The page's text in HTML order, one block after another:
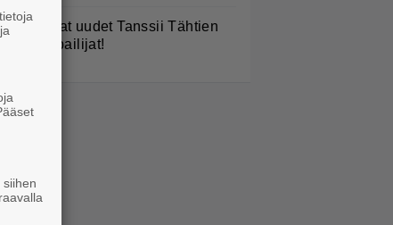
He ovat uudet Tanssii Tähtien
-kilpailijat!